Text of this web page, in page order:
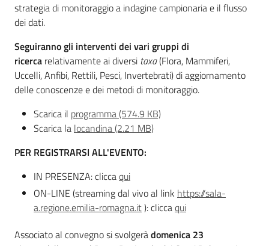
strategia di monitoraggio a indagine campionaria e il flusso
dei dati.
Seguiranno gli interventi dei vari gruppi di
ricerca relativamente ai diversi taxa(Flora, Mammiferi,
Uccelli, Anfibi, Rettili, Pesci, Invertebrati) di aggiornamento
delle conoscenze e dei metodi di monitoraggio.
Scarica il programma (574.9 KB)
Scarica la locandina (2.21 MB)
PER REGISTRARSI ALL'EVENTO:
IN PRESENZA: cliccaqui
ON-LINE (streaming dal vivo al link https://sala-
a.regione.emilia-romagna.it): cliccaqui
Associato al convegno si svolgeràdomenica 23